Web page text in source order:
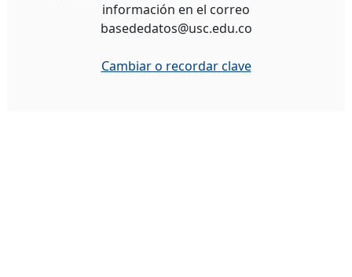
información en el correo
basededatos@usc.edu.co
Cambiar o recordar clave